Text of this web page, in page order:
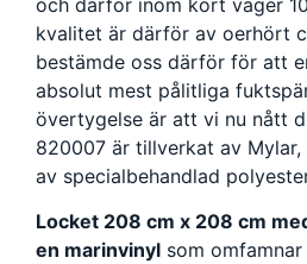
kvalitet är därför av oerhört
bestämde oss därför för att
absolut mest pålitliga
övertygelse är att vi nu nått
820007 är tillverkat av
av specialbehandlad
Locket 208 cm x 208 cm
en marinvinyl som